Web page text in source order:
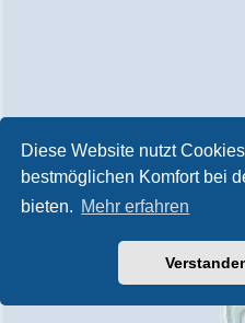
Diese Website nutzt
bestmöglichen Komfort bei
bieten. Mehr erfahren